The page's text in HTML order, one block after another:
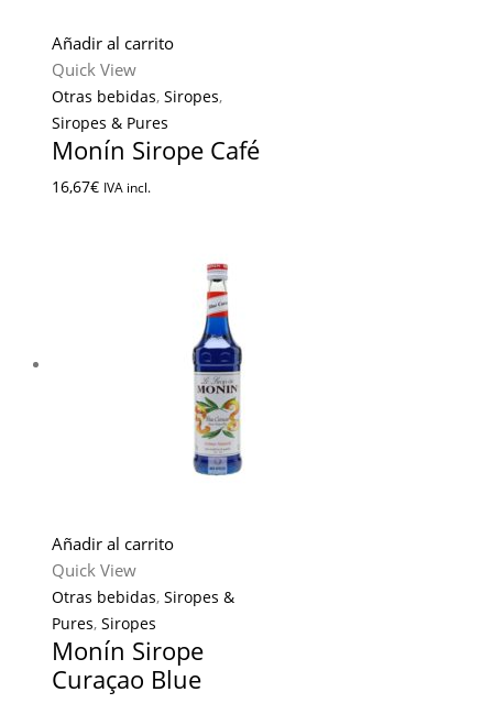
Añadir al carrito
Quick View
Otras bebidas, Siropes,
Siropes & Pures
Monín Sirope Café
16,67€ IVA incl.
Añadir al carrito
Quick View
Otras bebidas, Siropes &
Pures, Siropes
Monín Sirope
Curaçao Blue